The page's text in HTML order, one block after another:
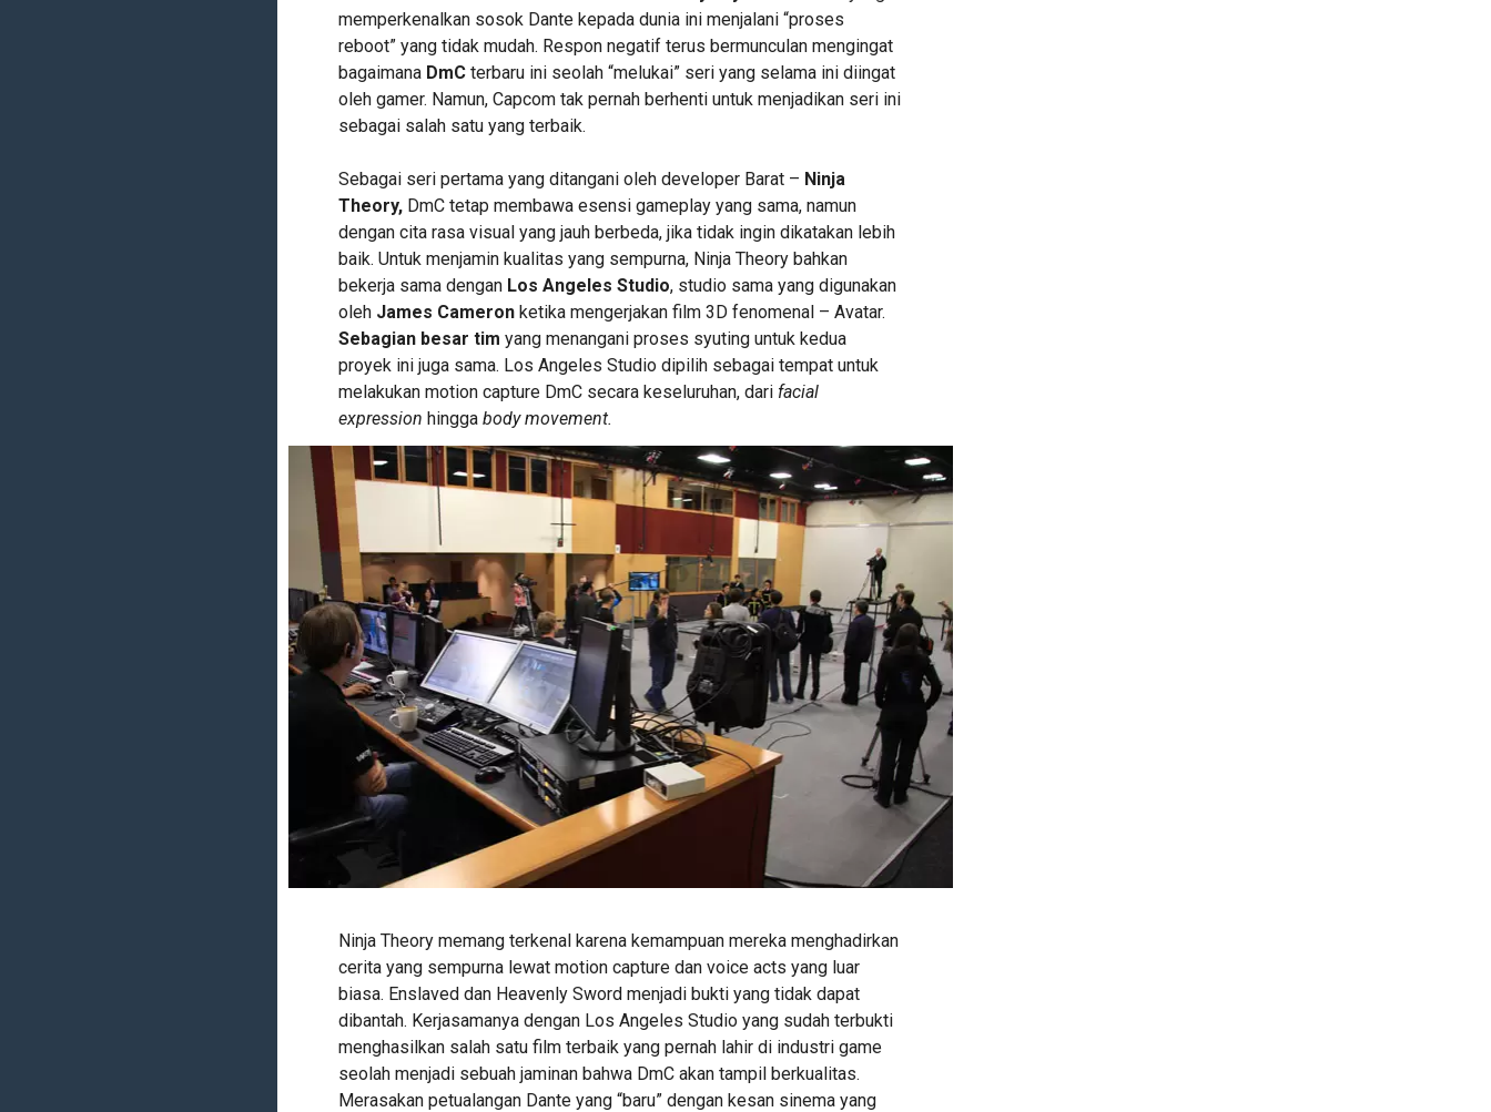
memperkenalkan sosok Dante kepada dunia ini menjalani “proses
reboot” yang tidak mudah. Respon negatif terus bermunculan mengingat
bagaimana DmCterbaru ini seolah “melukai” seri yang selama ini diingat
oleh gamer. Namun, Capcom tak pernah berhenti untuk menjadikan seri ini
sebagai salah satu yang terbaik.
Sebagai seri pertama yang ditangani oleh developer Barat – Ninja
Theory,DmC tetap membawa esensi gameplay yang sama, namun
dengan cita rasa visual yang jauh berbeda, jika tidak ingin dikatakan lebih
baik. Untuk menjamin kualitas yang sempurna, Ninja Theory bahkan
bekerja sama dengan Los Angeles Studio, studio sama yang digunakan
oleh James Cameronketika mengerjakan film 3D fenomenal – Avatar.
Sebagian besar tim yang menangani proses syuting untuk kedua
proyek ini juga sama. Los Angeles Studio dipilih sebagai tempat untuk
melakukan motion capture DmC secara keseluruhan, dari facial
expression hinggabody movement.
Ninja Theory memang terkenal karena kemampuan mereka menghadirkan
cerita yang sempurna lewat motion capture dan voice acts yang luar
biasa. Enslaved dan Heavenly Sword menjadi bukti yang tidak dapat
dibantah. Kerjasamanya dengan Los Angeles Studio yang sudah terbukti
menghasilkan salah satu film terbaik yang pernah lahir di industri game
seolah menjadi sebuah jaminan bahwa DmC akan tampil berkualitas.
Merasakan petualangan Dante yang “baru” dengan kesan sinema yang